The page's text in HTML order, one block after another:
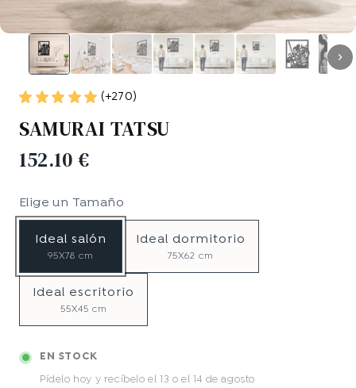
(+270)
SAMURAI TATSU
152.10 €
Elige un Tamaño
Ideal escritorio
55X45 cm
Ideal dormitorio
75X62 cm
Ideal salón
95X78 cm
EN STOCK
Pídelo hoy y recíbeloel 13 o el 14 de agosto